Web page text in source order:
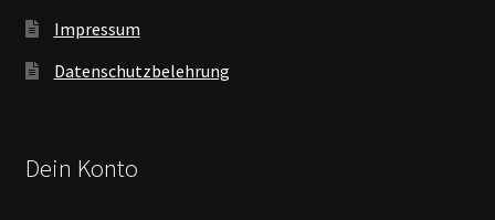
Impressum
Datenschutzbelehrung
Dein Konto